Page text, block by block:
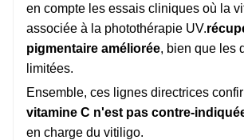
en compte les essais cliniques où la
associée à la photothérapie UV.
pigmentaire améliorée, bien que les
limitées.
Ensemble, ces lignes directrices
vitamine C n'est pas contre-
en charge du vitiligo.